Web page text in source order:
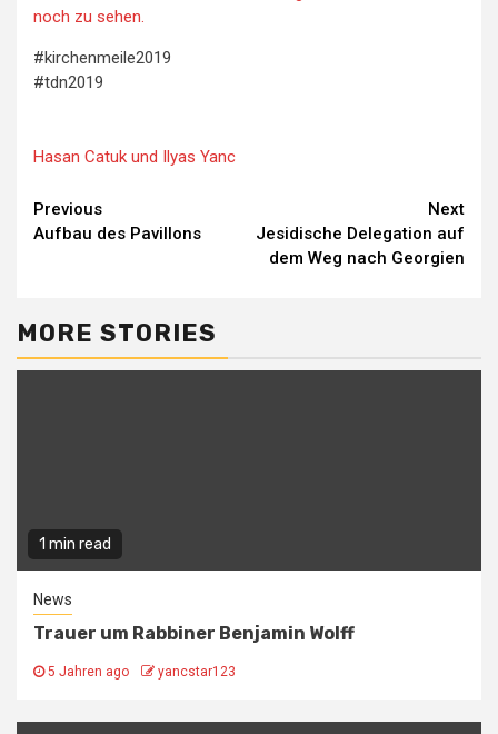
noch zu sehen.
#kirchenmeile2019
#tdn2019
Hasan Catuk und Ilyas Yanc
Continue
Reading
Previous
Aufbau des Pavillons
Next
Jesidische Delegation auf
dem Weg nach Georgien
MORE STORIES
1 min read
News
Trauer um Rabbiner Benjamin Wolff
5 Jahren ago yancstar123